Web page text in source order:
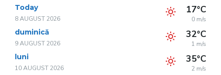
Today
8 AUGUST 2026
17°C
0 m/s
duminică
9 AUGUST 2026
32°C
1 m/s
luni
10 AUGUST 2026
35°C
2 m/s